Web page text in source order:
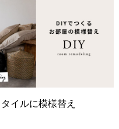
イルに模様替え